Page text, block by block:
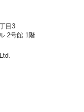
目3
2号館 1階